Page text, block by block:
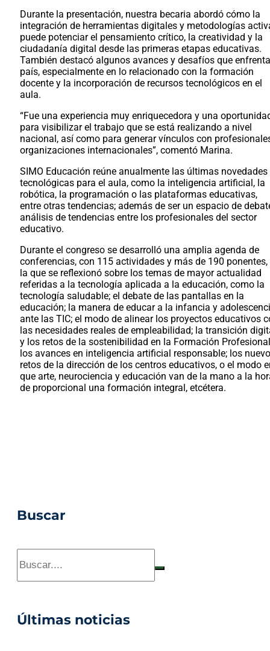
Durante la presentación, nuestra becaria abordó cómo la
integración de herramientas digitales y metodologías
puede potenciar el pensamiento crítico, la creatividad y la
ciudadanía digital desde las primeras etapas educativas.
También destacó algunos avances y desafíos que
país, especialmente en lo relacionado con la formación
docente y la incorporación de recursos tecnológicos en el
aula.
“Fue una experiencia muy enriquecedora y una
para visibilizar el trabajo que se está realizando a nivel
nacional, así como para generar vínculos con
organizaciones internacionales”, comentó Marina.
SIMO Educación reúne anualmente las últimas novedades
tecnológicas para el aula, como la inteligencia artificial, la
robótica, la programación o las plataformas educativas,
entre otras tendencias; además de ser un espacio de
análisis de tendencias entre los profesionales del sector
educativo.
Durante el congreso se desarrolló una amplia agenda de
conferencias, con 115 actividades y más de 190 ponentes,
la que se reflexionó sobre los temas de mayor actualidad
referidas a la tecnología aplicada a la educación, como la
tecnología saludable; el debate de las pantallas en la
educación; la manera de educar a la infancia y
ante las TIC; el modo de alinear los proyectos educativos
las necesidades reales de empleabilidad; la transición
y los retos de la sostenibilidad en la Formación
los avances en inteligencia artificial responsable; los
retos de la dirección de los centros educativos, o el modo
que arte, neurociencia y educación van de la mano a la
de proporcional una formación integral, etcétera.
Buscar
Últimas noticias